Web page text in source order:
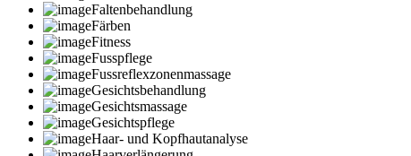
Faltenbehandlung
Färben
Fitness
Fusspflege
Fussreflexzonenmassage
Gesichtsbehandlung
Gesichtsmassage
Gesichtspflege
Haar- und Kopfhautanalyse